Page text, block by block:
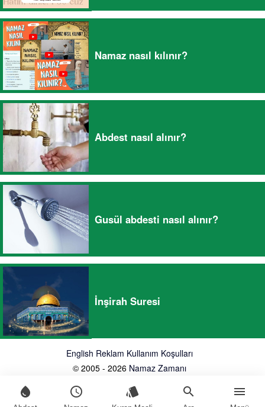
water_drop schedule style search menu
Namaz nasıl kılınır?
Abdest nasıl alınır?
Gusül abdesti nasıl alınır?
İnşirah Suresi
English Reklam Kullanım Koşulları
© 2005 - 2026 Namaz Zamanı